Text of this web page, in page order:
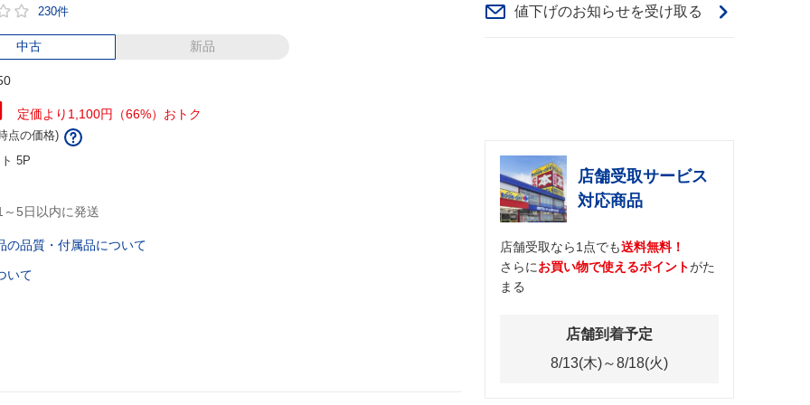
230件
中古 新品
定価より1,100円（66%）おトク
点の価格)
5P
5日以内に発送
の品質・付属品について
いて
値下げのお知らせを受け取る
店舗受取サービス
対応商品
店舗受取なら1点でも送料無料！
さらにお買い物で使えるポイントがた
まる
店舗到着予定
8/13(木)～8/18(火)